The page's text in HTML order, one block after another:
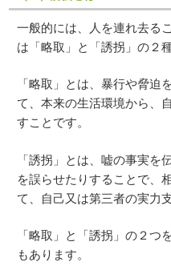
一般的には、人を連れ去る
は「略取」と「誘拐」の２
「略取」とは、暴行や脅迫
て、本来の生活環境から、
すことです。
「誘拐」とは、嘘の事実を
を誤らせたりすることで、
て、自己又は第三者の実力
「略取」と「誘拐」の２つ
もあります。